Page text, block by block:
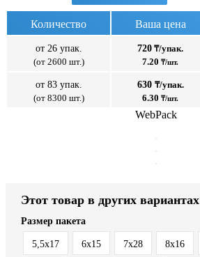
Количество Ваша цена
от 26 упак.
(от 2600 шт.)
720 ₸/упак.
7.20 ₸/шт.
от 83 упак.
(от 8300 шт.)
630 ₸/упак.
6.30 ₸/шт.
WebPack
Этот товар в других вариантах
Размер пакета
5,5x17 6x15 7x28 8x16